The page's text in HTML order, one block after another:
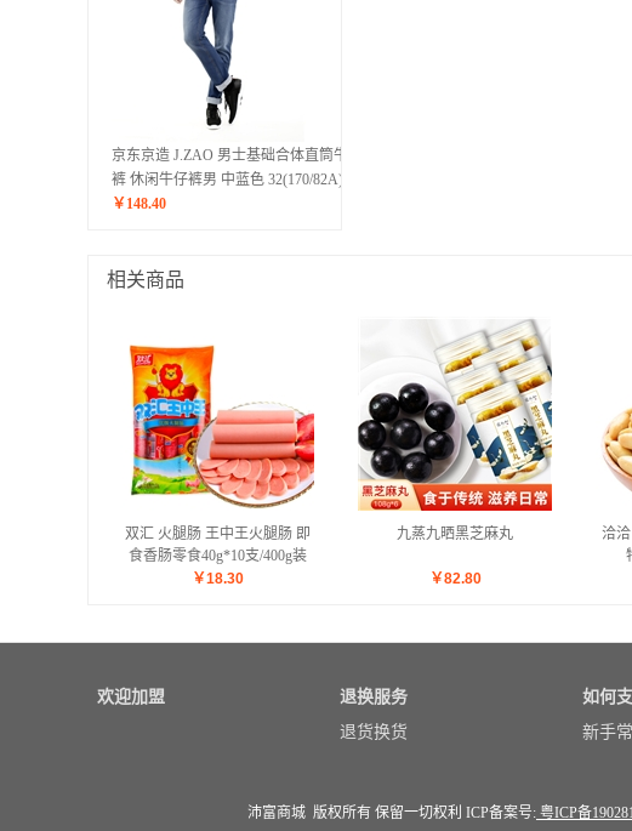
京东京造 J.ZAO 男士基础合体直筒牛仔
裤 休闲牛仔裤男 中蓝色 32(170/82A)
￥ 148.40
相关商品
双汇 火腿肠 王中王火腿肠 即
食香肠零食40g*10支/400g装
￥18.30
九蒸九晒黑芝麻丸
￥82.80
洽
欢迎加盟
退换服务
退货换货
如何
新手
沛富商城 版权所有 保留一切权利 ICP备案号: 粤ICP备